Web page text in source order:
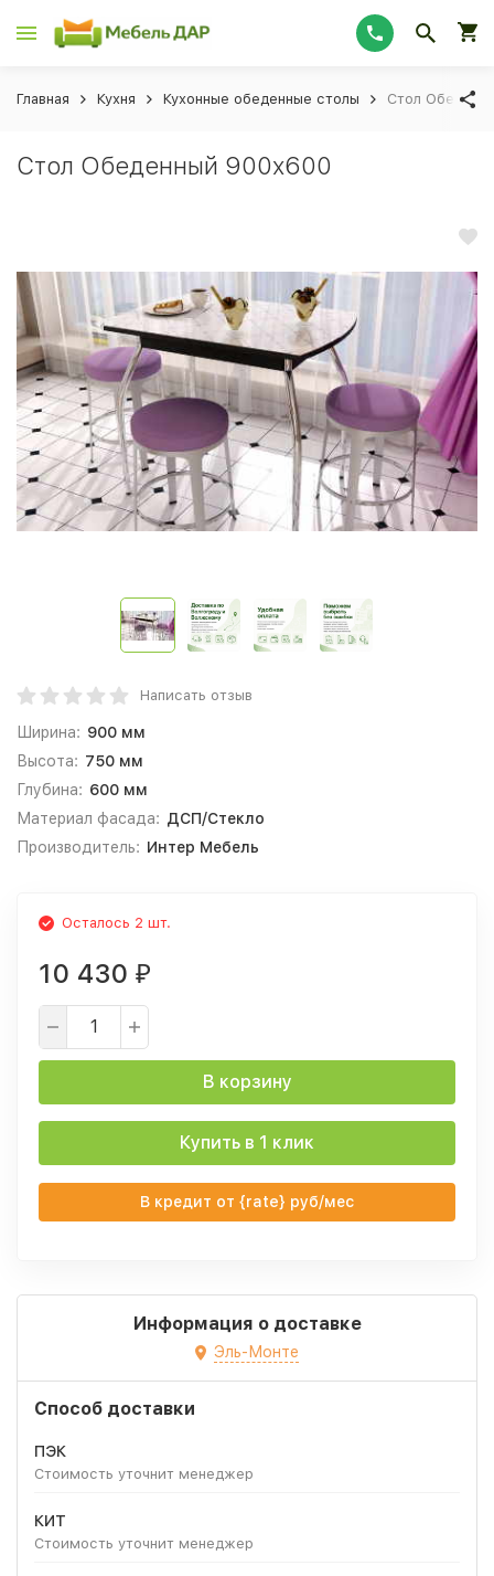
Главная Кухня Кухонные обеденные столы Стол
Стол Обеденный 900x600
Написать отзыв
Ширина: 900 мм
Высота: 750 мм
Глубина: 600 мм
Материал фасада: ДСП/Стекло
Производитель: Интер Мебель
Осталось 2 шт.
10 430 ₽
В корзину
Купить в 1 клик
В кредит от {rate} руб/мес
Информация о доставке
Эль-Монте
Способ доставки
ПЭК
Стоимость уточнит менеджер
КИТ
Стоимость уточнит менеджер